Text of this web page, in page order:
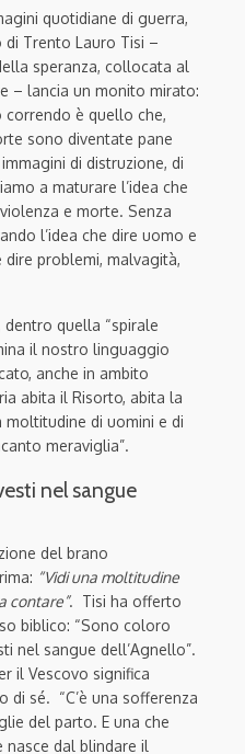
quotidiane di guerra,
di Trento Lauro Tisi –
speranza, collocata al
– lancia un monito mirato:
correndo è quello che,
sono diventate pane
di distruzione, di
a maturare l’idea che
e morte. Senza
l’idea che dire uomo e
problemi, malvagità,
quella “spirale
il nostro linguaggio
anche in ambito
abita il Risorto, abita la
moltitudine di uomini e di
meraviglia”.
nel sangue
del brano
“Vidi una moltitudine
contare”. Tisi ha offerto
biblico: “Sono coloro
nel sangue dell’Agnello”.
il Vescovo significa
di sé. “C’è una sofferenza
del parto. E una che
dal blindare il